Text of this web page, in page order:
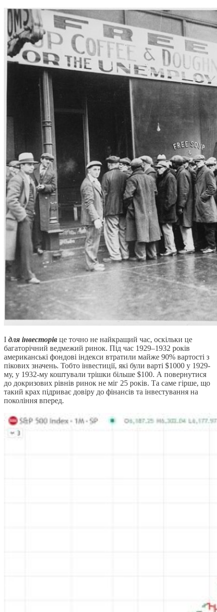
І для інвесторів це точно не найкращий час, оскільки це
багаторічний ведмежий ринок. Під час 1929–1932 років
американські фондові індекси втратили майже 90% вартості з
пікових значень. Тобто інвестиції, які були варті $1000 у 1929-
му, у 1932-му коштували трішки більше $100. А повернутися
до докризових рівнів ринок не міг 25 років. Та саме гірше, що
такий крах підриває довіру до фінансів та інвестування на
покоління вперед.